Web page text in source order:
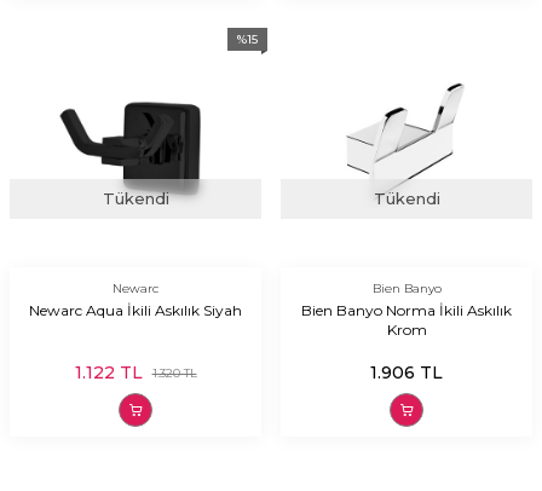
Tükendi
%15
Newarc
Newarc Aqua İkili Askılık Siyah
1.320TL
1.122 TL
Tükendi
Bien Banyo
Bien Banyo Norma İkili Askılık
Krom
1.906 TL